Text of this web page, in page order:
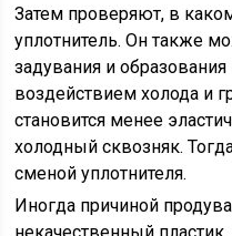
Затем проверяют, в
уплотнитель. Он также
задувания и
воздействием холода и
становится менее
холодный сквозняк.
сменой уплотнителя.
Иногда причиной